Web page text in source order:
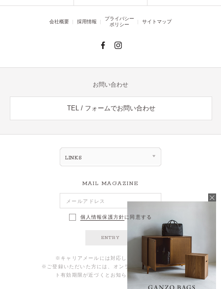
会社概要 採用情報
プライバシー
ポリシー
サイトマップ
お問い合わせ
TEL / フォームでお問い合わせ
LINKS
MAIL MAGAZINE
個人情報保護方針に同意する
ENTRY
※キャリアメールには対応しておりません。
※ご登録いただいた方には、オンラインストアのポイン
ト有効期限が近づくとお知らせが届きます。